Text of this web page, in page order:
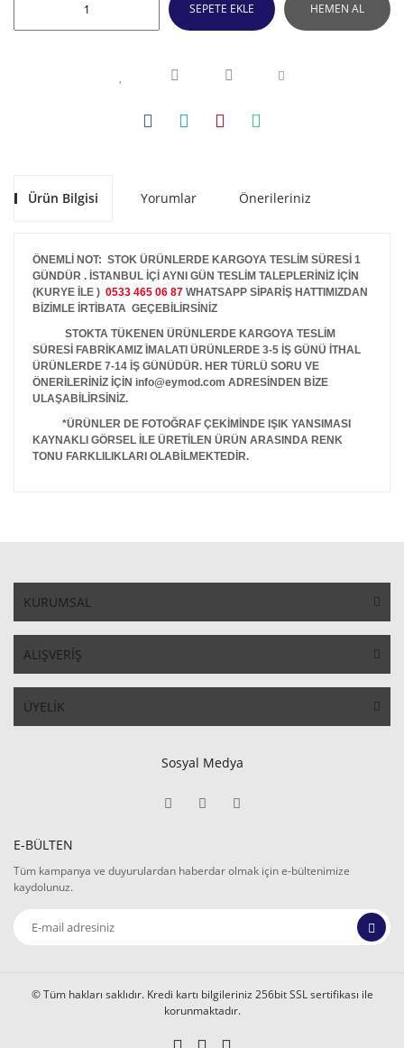
SEPETE EKLE HEMEN AL
Ürün Bilgisi Yorumlar Önerileriniz
ÖNEMLİ NOT: STOK ÜRÜNLERDE KARGOYA TESLİM SÜRESİ 1
GÜNDÜR . İSTANBUL İÇİ AYNI GÜN TESLİM TALEPLERİNİZ İÇİN
(KURYE İLE ) 0533 465 06 87 WHATSAPP SİPARİŞ HATTIMIZDAN
BİZİMLE İRTİBATA GEÇEBİLİRSİNİZ
STOKTA TÜKENEN ÜRÜNLERDE KARGOYA TESLİM
SÜRESİ FABRİKAMIZ İMALATI ÜRÜNLERDE 3-5 İŞ GÜNÜ İTHAL
ÜRÜNLERDE 7-14 İŞ GÜNÜDÜR. HER TÜRLÜ SORU VE
ÖNERİLERİNİZ İÇİN info@eymod.com ADRESİNDEN BİZE
ULAŞABİLİRSİNİZ.
*ÜRÜNLER DE FOTOĞRAF ÇEKİMİNDE IŞIK YANSIMASI
KAYNAKLI GÖRSEL İLE ÜRETİLEN ÜRÜN ARASINDA RENK
TONU FARKLILIKLARI OLABİLMEKTEDİR.
KURUMSAL
ALIŞVERİŞ
ÜYELİK
Sosyal Medya
E-BÜLTEN
Tüm kampanya ve duyurulardan haberdar olmak için e-bültenimize
kaydolunuz.
© Tüm hakları saklıdır. Kredi kartı bilgileriniz 256bit SSL sertifikası ile
korunmaktadır.